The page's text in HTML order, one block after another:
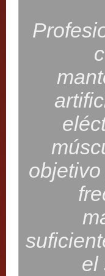
el